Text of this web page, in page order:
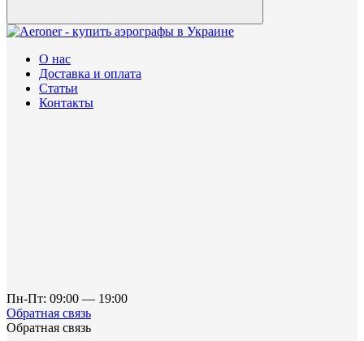
О нас
Доставка и оплата
Статьи
Контакты
Пн-Пт: 09:00 — 19:00
Обратная связь
Обратная связь